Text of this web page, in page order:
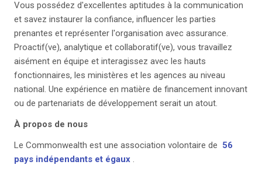
Vous possédez d'excellentes aptitudes à la communication
et savez instaurer la confiance, influencer les parties
prenantes et représenter l'organisation avec assurance.
Proactif(ve), analytique et collaboratif(ve), vous travaillez
aisément en équipe et interagissez avec les hauts
fonctionnaires, les ministères et les agences au niveau
national. Une expérience en matière de financement innovant
ou de partenariats de développement serait un atout.
À propos de nous
Le Commonwealth est une association volontaire de 56
pays indépendants et égaux .